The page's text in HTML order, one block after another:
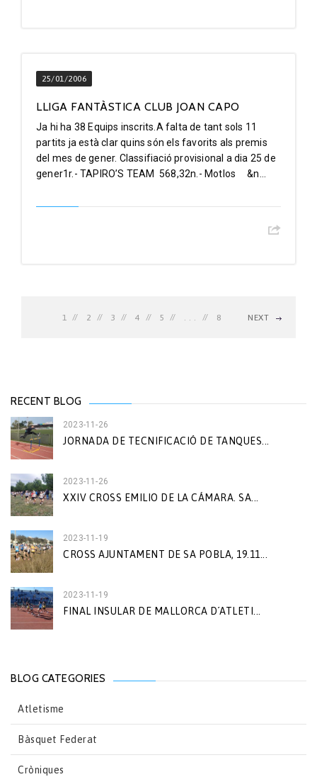
25/01/2006
LLIGA FANTÀSTICA CLUB JOAN CAPO
Ja hi ha 38 Equips inscrits.A falta de tant sols 11
partits ja està clar quins són els favorits als premis
del mes de gener. Classifiació provisional a dia 25 de
gener1r.- TAPIRO’S TEAM 568,32n.- Motlos &n...
1 2 3 4 5 . . . 8 NEXT
RECENT BLOG
2023-11-26
JORNADA DE TECNIFICACIÓ DE TANQUES...
2023-11-26
XXIV CROSS EMILIO DE LA CÁMARA. SA...
2023-11-19
CROSS AJUNTAMENT DE SA POBLA, 19.11...
2023-11-19
FINAL INSULAR DE MALLORCA D´ATLETI...
BLOG CATEGORIES
Atletisme
Bàsquet Federat
Cròniques